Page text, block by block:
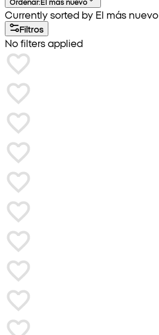
Currently sorted by El más nuevo
Filtros
No filters applied